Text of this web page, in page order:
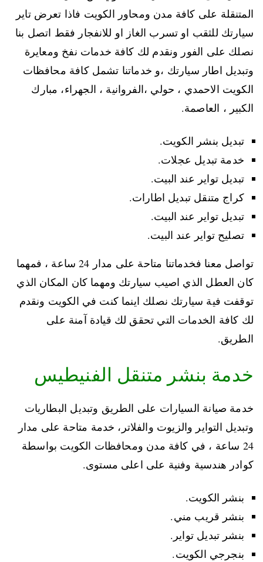
المتنقلة على كافة مدن ومحاور الكويت فاذا تعرض تاير
سيارتك للثقب او تسرب الغاز او للانفجار فقط اتصل بنا
نصلك على الفور ونقدم لك كافة خدمات نفخ ومعايرة
وتبديل اطار سيارتك ،و خدماتنا تشمل كافة محافظات
الكويت الاحمدي ، حولي ،الفروانية ، الجهراء، مبارك
الكبير ، العاصمة.
تبديل بنشر الكويت.
خدمة تبديل عجلات.
تبديل تواير عند البيت.
كراج متنقل تبديل اطارات.
تبديل تواير عند البيت.
تصليح تواير عند البيت.
تواصل معنا فخدماتنا متاحة على مدار 24 ساعة ، فمهما
كان العطل الذي اصيب سيارتك ومهما كان المكان الذي
توقفت فية سيارتك نصلك اينما كنت في الكويت ونقدم
لك كافة الخدمات التي تحقق لك قيادة آمنة على
الطريق.
خدمة بنشر متنقل الفنيطيس
خدمة صيانة السيارات على الطريق وتبديل البطاريات
وتبديل التواير والزيوت والفلاتر، خدمة متاحة على مدار
24 ساعة ، في كافة مدن ومحافظات الكويت بواسطة
كوادر هندسية وفنية على اعلى مستوى.
بنشر الكويت.
بنشر قريب مني.
بنشر تبديل تواير.
بنجرجي الكويت.